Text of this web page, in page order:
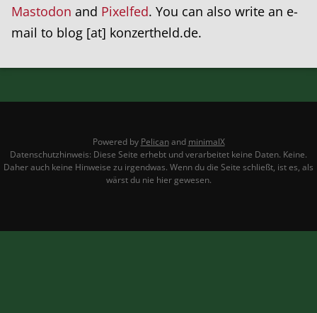
Mastodon and Pixelfed. You can also write an e-
mail to blog [at] konzertheld.de.
Powered by Pelicanand minimalX
Datenschutzhinweis: Diese Seite erhebt und verarbeitet keine Daten. Keine.
Daher auch keine Hinweise zu irgendwas. Wenn du die Seite schließt, ist es, als
wärst du nie hier gewesen.